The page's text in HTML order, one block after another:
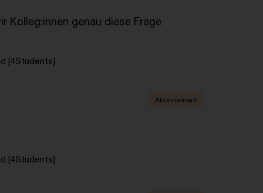
Kolleg:innen genau diese Frage
[4Students]
Abonnement
[4Students]